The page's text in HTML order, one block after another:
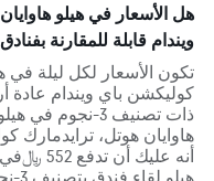
هل الأسعار في هيلو
ويندام قابلة للمقارنة بفنادق 3 نجوم في هيلو؟
تكون الأسعار لكل ليلة في
ذات تصنيف 3-
هاوايان هوتل، ترايدمارك
أنه